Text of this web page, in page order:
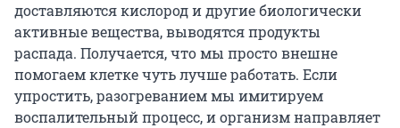
доставляются кислород и другие биологически
активные вещества, выводятся продукты
распада. Получается, что мы просто внешне
помогаем клетке чуть лучше работать. Если
упростить, разогреванием мы имитируем
воспалительный процесс, и организм направляет